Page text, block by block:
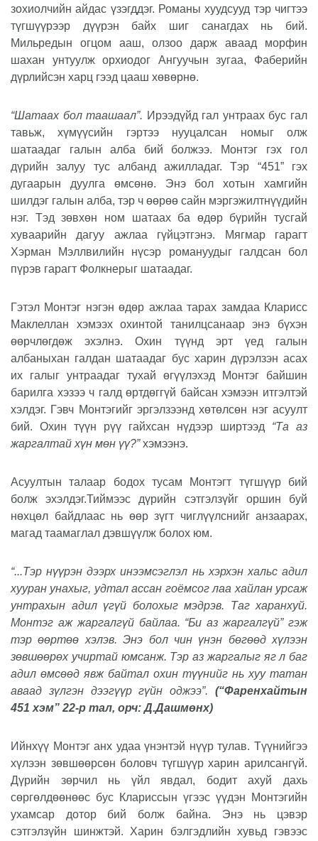
зохиолчийн айдас үзэгддэг. Романы хуудсууд тэр чигтээ
түгшүүрээр дүүрэн байх шиг санагдах нь бий.
Мильредын огцом ааш, олзоо дарж аваад морфин
шахан унтуулж орхиодог Ангуучын зугаа, Фаберийн
дүрлийсэн харц гээд цааш хөвөрнө.
“Шатаах бол таашаал”. Ирээдүйд гал унтраах бус гал
тавьж, хүмүүсийн гэртээ нууцалсан номыг олж
шатаадаг галын алба бий болжээ. Монтэг гэх гол
дүрийн залуу тус албанд ажилладаг. Тэр “451” гэх
дугаарын дуулга өмсөнө. Энэ бол хотын хамгийн
шилдэг галын алба, тэр ч өөрөө сайн мэргэжилтнүүдийн
нэг. Тэд зөвхөн ном шатаах ба өдөр бүрийн тусгай
хуваарийн дагуу ажлаа гүйцэтгэнэ. Мягмар гарагт
Хэрман Мэллвилийн нүсэр романуудыг галдсан бол
пүрэв гарагт Фолкнерыг шатаадаг.
Гэтэл Монтэг нэгэн өдөр ажлаа тарах замдаа Кларисс
Маклеллан хэмээх охинтой танилцсанаар энэ бүхэн
өөрчлөгдөж эхэлнэ. Охин түүнд эрт үед галын
албаныхан галдан шатаадаг бус харин дүрэлзэн асах
их галыг унтраадаг тухай өгүүлэхэд Монтэг байшин
барилга хэзээ ч галд өртдөггүй байсан хэмээн итгэлтэй
хэлдэг. Гэвч Монтэгийг эргэлзээнд хөтөлсөн нэг асуулт
бий. Охин түүн рүү гайхсан нүдээр ширтээд “Та аз
жаргалтай хүн мөн үү?”хэмээнэ.
Асуултын талаар бодох тусам Монтэгт түгшүүр бий
болж эхэлдэг.Тиймээс дүрийн сэтгэлзүйг оршин буй
нөхцөл байдлаас нь өөр зүгт чиглүүлснийг анзаарах,
магад таамаглал дэвшүүлж болох юм.
“...Тэр нүүрэн дээрх инээмсэглэл нь хэрхэн хальс адил
хууран унахыг, удтал ассан гоёмсог лаа хайлан урсаж
унтрахын адил үгүй болохыг мэдрэв. Таг харанхуй.
Монтэг аж жаргалгүй байлаа. “Би аз жаргалгүй” гэж
тэр өөртөө хэлэв. Энэ бол чин үнэн бөгөөд хүлээн
зөвшөөрөх учиртай юмсанж. Тэр аз жаргалыг яг л баг
адил өмсөөд явж байтал охин түүнийг нь хуу татан
аваад зүлгэн дээгүүр гүйн оджээ”. (“Фаренхайтын
451 хэм” 22-р тал, орч: Д.Дашмөнх)
Ийнхүү Монтэг анх удаа үнэнтэй нүүр тулав. Түүнийгээ
хүлээн зөвшөөрсөн боловч түгшүүр харин арилсангүй.
Дүрийн зөрчил нь үйл явдал, бодит ахуй дахь
сөргөлдөөнөөс бус Клариссын үгээс үүдэн Монтэгийн
ухамсар дотор бий болж байна. Энэ нь цэвэр
сэтгэлзүйн шинжтэй. Харин бэлгэдлийн хувьд гэвээс